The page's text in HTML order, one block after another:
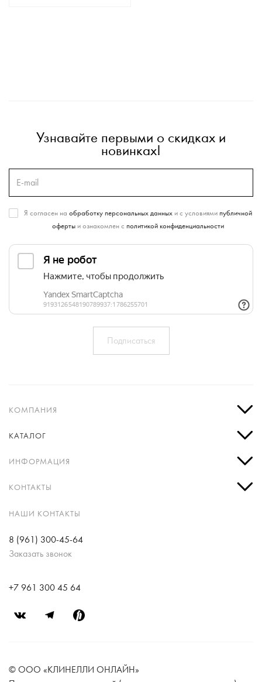
Узнавайте первыми о скидках и
новинках!
Я согласен на обработку персональных данныхи с условиями публичной
офертыи ознакомлен с политикой конфиденциальности
КОМПАНИЯ
КАТАЛОГ
ИНФОРМАЦИЯ
КОНТАКТЫ
НАШИ КОНТАКТЫ
8 (961) 300-45-64
Заказать звонок
+7 961 300 45 64
© ООО «КЛИНЕЛЛИ ОНЛАЙН»